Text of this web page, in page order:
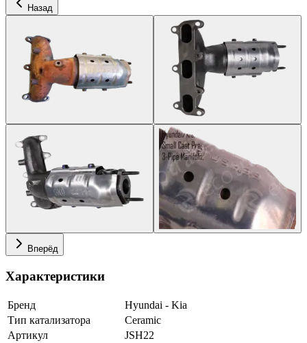
Назад
Вперёд
Характеристики
Бренд
Hyundai - Kia
Тип катализатора
Ceramic
Артикул
JSH22